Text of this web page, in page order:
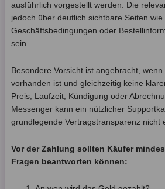
ausführlich vorgestellt werden. Die
jedoch über deutlich sichtbare Seiten
Geschäftsbedingungen oder
sein.
Besondere Vorsicht ist angebracht,
vorhanden ist und gleichzeitig keine
Preis, Laufzeit, Kündigung oder
Messenger kann ein nützlicher
grundlegende Vertragstransparenz nicht
Vor der Zahlung sollten Käufer
Fragen beantworten können: